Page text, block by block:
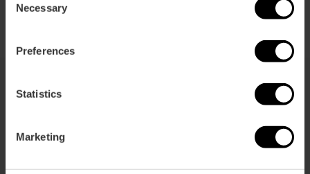
Selection
Necessary
Preferences
Statistics
Marketing